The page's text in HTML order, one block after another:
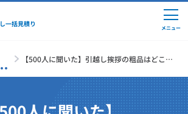
一括見積り メニュー
【500人に聞いた】引越し挨拶の粗品はどこで
説